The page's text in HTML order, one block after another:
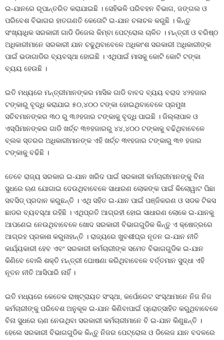
ଇ-ଯାନରେ ରୂପାନ୍ତରିତ କରାଯାଇଛି । ସେହିଭଳି ପରିବହନ ବିଭାଗ, ଜଙ୍ଗଲ ଓ
ପରିବେଶ ବିଭାଗର ହାତଗଣତି କେତୋଟି ଇ-ଯାନ ଚଳାଚଳ କରୁଛି । କିନ୍ତୁ
ସଂଖ୍ୟାଧିକ ସରକାରୀ ଗାଡି ଡିଜେଲ କିମ୍ବା ପେଟ୍ରୋଲ ଚାଳିତ । ମନ୍ତ୍ରୀ ଓ ବରିଷ୍ଠ
ଅଧିକାରୀମାନେ ସରକାରୀ ଯାନ ଚଢୁଥିବାବେଳେ ଅଧିକାଂଶ ସରକାରୀ ଅଧିକାରୀଙ୍କ
ପାଇଁ ଭଡାଗାଡିର ବ୍ୟବସ୍ଥା ହୋଇଛି । ଏଥିପାଇଁ ମାସକୁ କୋଟି କୋଟି ଟଙ୍କା
ବ୍ୟୟ ହେଉଛି ।
ଇତି ମଧ୍ୟରେ ମନ୍ତ୍ରୀମାନଙ୍କର ମାସିକ ଗାଡି ବାବଦ ବ୍ୟୟ ବରାଦ ୪୨ହଜାର
ଟଙ୍କାରୁ ବୃଦ୍ଧି କରାଯାଇ ୫୦,୪୦୦ ଟଙ୍କା ହୋଇଥିବାବେଳେ ପ୍ରମୁଖ
ସଚିବମାନଙ୍କର ୩୦ ରୁ ୩୬ହଜାର ଟଙ୍କାକୁ ବୃଦ୍ଧି ପାଇଛି । ଜିଲ୍ଲାପାଳ ଓ
ଏସ୍‍ପିମାନଙ୍କର ଗାଡି ଖର୍ଚ୍ଚ ୩୭ହଜାରରୁ ୪୪,୪୦୦ ଟଙ୍କାକୁ ବଢିଥିବାବେଳେ
ବ୍ଲକ ସ୍ତରର ଅଧିକାରୀମାନଙ୍କ ଏହି ଖର୍ଚ୍ଚ ୩୧ହଜାର ଟଙ୍କାରୁ ୩୭ ହଜାର
ଟଙ୍କାକୁ ବଢିଛି ।
ତେବେ ରାଜ୍ୟ ସରକାର ଇ-ଯାନ ଖରିଦ ପାଇଁ ସରକାରୀ କର୍ମଚାରୀମାନଙ୍କୁ ବିନା
ସୁଧରେ ଋଣ ଯୋଗାଇ ଦେଉଥିବାବେଳେ ସାଧାରଣ ଲୋକଙ୍କ ପାଇଁ କିଲୋୱାଟ ପିଛା
ସବସିଡ୍‍ ପ୍ରଦାନ କରୁଛନ୍ତି । ଏଥି ସହିତ ଇ-ଯାନ ପାଇଁ ପଞ୍ଜିକରଣ ଓ ସଡକ ଟିକସ
ଛାଡର ବ୍ୟବସ୍ଥା ରହିଛି । ଏଥିପ୍ରତି ଆଗ୍ରହୀ ହୋଇ ସାଧାରଣ ଲୋକେ ଇ-ଯାନକୁ
ଆପଣେଇ ନେଉଥିବାବେଳେ ଖୋଦ ସରକାରୀ ବିଭାଗଗୁଡିକ କିନ୍ତୁ ଏ କ୍ଷେତ୍ରରେ
ଆଗ୍ରହ ପ୍ରକାଶ କରୁନାହାନ୍ତି । ରାଜ୍ୟରେ ଖୁବଶୀଘ୍ର ନୂତନ ଇ-ଯାନ ନୀତି
କାର୍ଯ୍ୟକାରୀ ହେବ ଏବଂ ସରକାରୀ କର୍ମଚାରୀଙ୍କ ସମେତ ବିଭାଗଗୁଡିକ ଇ-ଯାନ
କିଣିବେ ବୋଲି ଶକ୍ତି ମନ୍ତ୍ରୀ ଘୋଷଣା କରିଥିବାବେଳେ ବର୍ତ୍ତମାନ ସୁଦ୍ଧା ଏହି
ନୂତନ ନୀତି ଆସିପାରି ନାହିଁ ।
ଇତି ମଧ୍ୟରେ କେତେକ ରାଷ୍ଟ୍ରାୟତ ସଂସ୍ଥା, କର୍ପୋରେଟ ସଂସ୍ଥାମାନେ ନିଜ ନିଜ
କର୍ମଚାରୀଙ୍କୁ ପରିବେଶ ଅନୁକୂଳ ଇ-ଯାନ କିଣିବାପାଇଁ ପ୍ରୋତ୍ସାହିତ କରୁଥିବାବେଳେ
ବିନା ସୁଧରେ ଋଣ ନେଉଥିବା ସରକାରୀ କର୍ମଚାରୀମାନେ ବି ଇ-ଯାନ କିଣୁଛନ୍ତି ।
ହେଲେ ସରକାରୀ ବିଭାଗଗୁଡିକ କିନ୍ତୁ ନିଜର ପେଟ୍ରୋଲ ଓ ଡିଲେଜ ଯାନ ବଦଳରେ